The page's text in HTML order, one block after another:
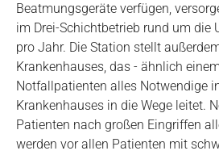
Beatmungsgeräte verfügen,
im Drei-Schichtbetrieb rund um die
pro Jahr. Die Station stellt
Krankenhauses, das - ähnlich
Notfallpatienten alles Notwendige
Krankenhauses in die Wege leitet.
Patienten nach großen Eingriffen
werden vor allen Patienten mit